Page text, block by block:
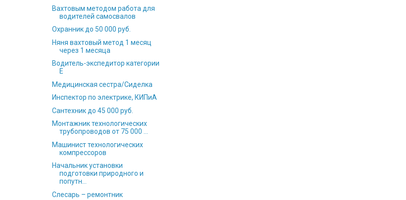
Вахтовым методом работа для
водителей самосвалов
Охранник до 50 000 руб.
Няня вахтовый метод 1 месяц
через 1 месяца
Водитель-экспедитор категории
Е
Медицинская сестра/Сиделка
Инспектор по электрике, КИПиА
Сантехник до 45 000 руб.
Монтажник технологических
трубопроводов от 75 000 ...
Машинист технологических
компрессоров
Начальник установки
подготовки природного и
попутн...
Слесарь – ремонтник